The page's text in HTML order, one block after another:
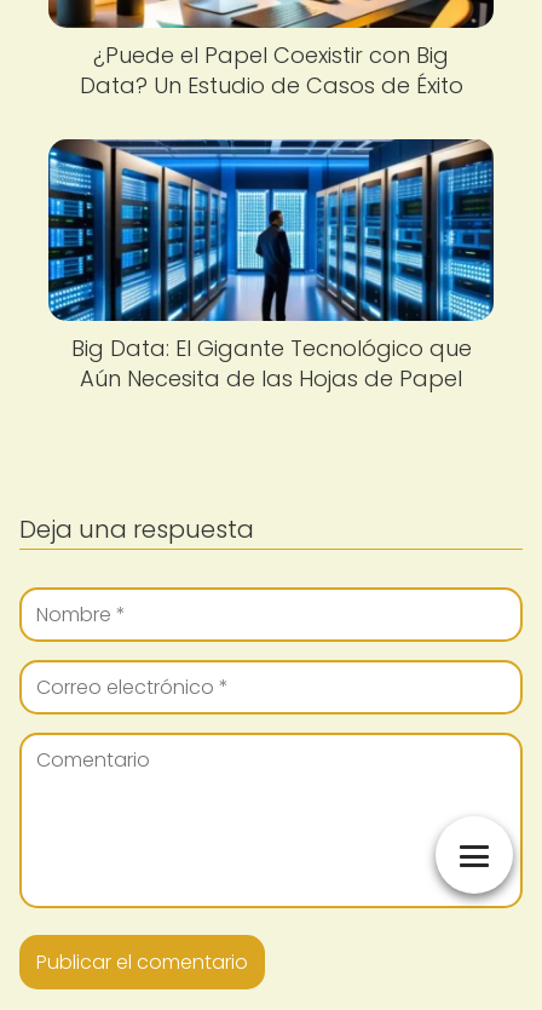
¿Puede el Papel Coexistir con Big
Data? Un Estudio de Casos de Éxito
Big Data: El Gigante Tecnológico que
Aún Necesita de las Hojas de Papel
Deja una respuesta